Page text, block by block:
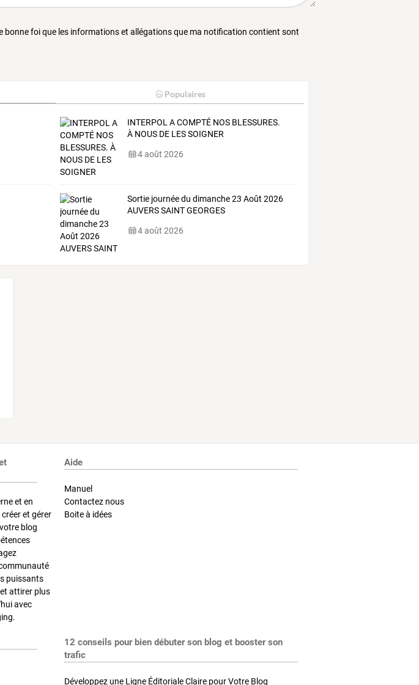
bonne foi que les informations et allégations que ma notification contient sont
Populaires
INTERPOL A COMPTÉ NOS BLESSURES.
À NOUS DE LES SOIGNER
4 août 2026
Sortie journée du dimanche 23 Août 2026
AUVERS SAINT GEORGES
4 août 2026
et en
et gérer
blog
puissants
attirer plus
avec
Aide
Manuel
Contactez nous
Boite à idées
12 conseils pour bien débuter son blog et booster son
trafic
Développez une Ligne Éditoriale Claire pour Votre Blog